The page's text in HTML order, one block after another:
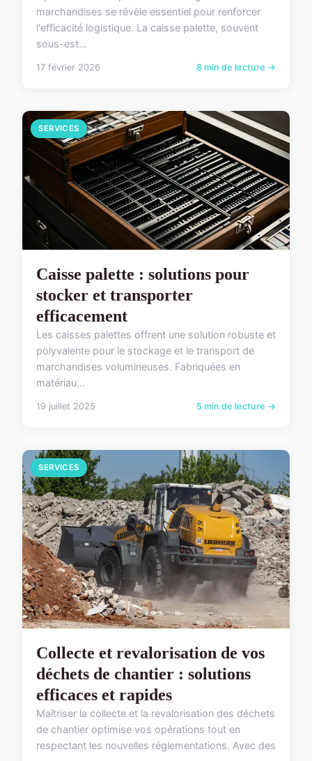
marchandises se révèle essentiel pour renforcer
l'efficacité logistique. La caisse palette, souvent
sous-est...
17 février 2026 8 min de lecture →
SERVICES
Caisse palette : solutions pour
stocker et transporter
efficacement
Les caisses palettes offrent une solution robuste et
polyvalente pour le stockage et le transport de
marchandises volumineuses. Fabriquées en
matériau...
19 juillet 2025 5 min de lecture →
SERVICES
Collecte et revalorisation de vos
déchets de chantier : solutions
efficaces et rapides
Maîtriser la collecte et la revalorisation des déchets
de chantier optimise vos opérations tout en
respectant les nouvelles réglementations. Avec des